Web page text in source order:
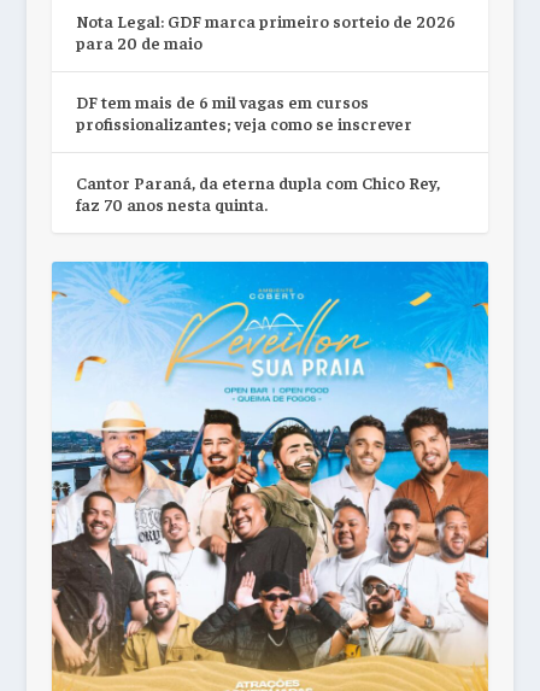
Nota Legal: GDF marca primeiro sorteio de 2026
para 20 de maio
DF tem mais de 6 mil vagas em cursos
profissionalizantes; veja como se inscrever
Cantor Paraná, da eterna dupla com Chico Rey,
faz 70 anos nesta quinta.